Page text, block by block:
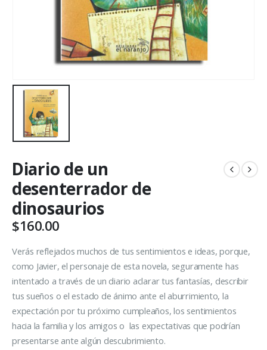
Diario de un
desenterrador de
dinosaurios
$160.00
Verás reflejados muchos de tus sentimientos e ideas, porque,
como Javier, el personaje de esta novela, seguramente has
intentado a través de un diario aclarar tus fantasías, describir
tus sueños o el estado de ánimo ante el aburrimiento, la
expectación por tu próximo cumpleaños, los sentimientos
hacia la familia y los amigos o las expectativas que podrían
presentarse ante algún descubrimiento.